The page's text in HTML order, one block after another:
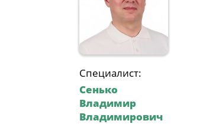
Специалист:
Сенько
Владимир
Владимирович